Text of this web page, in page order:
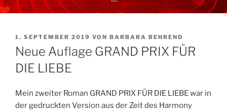
VERÖFFENTLICHT
AM
1. SEPTEMBER 2019 VON BARBARA BEHREND
Neue Auflage GRAND PRIX FÜR
DIE LIEBE
Mein zweiter Roman GRAND PRIX FÜR DIE LIEBE war in
der gedruckten Version aus der Zeit des Harmony